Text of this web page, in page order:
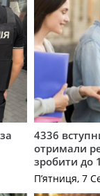
4336
отримали
зробити до
П’ятниця, 7